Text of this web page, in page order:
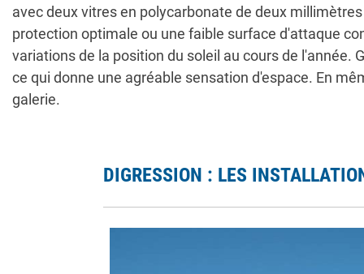
avec deux vitres en polycarbonate de deux
protection optimale ou une faible surface d'attaque
variations de la position du soleil au cours de l'année.
ce qui donne une agréable sensation d'espace. En
galerie.
DIGRESSION : LES